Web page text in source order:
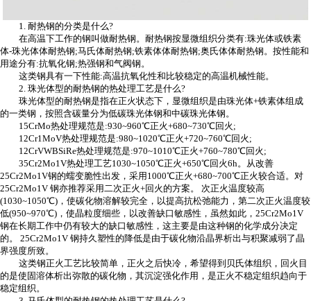
1. 耐热钢的分类是什么?
在高温下工作的钢叫做耐热钢。耐热钢按显微组织分类有:珠光体或铁素
体-珠光体体耐热钢;马氏体耐热钢;铁素体体耐热钢;奥氏体体耐热钢。按性能和
用途分有:抗氧化钢;热强钢和气阀钢。
这类钢具有一下性能:高温抗氧化性和比较稳定的高温机械性能。
2. 珠光体型的耐热钢的热处理工艺是什么?
珠光体型的耐热钢是指在正火状态下，显微组织是由珠光体+铁素体组成
的一类钢，按照含碳量分为低碳珠光体钢和中碳珠光体钢。
15CrMo热处理规范是:930~960℃正火+680~730℃回火;
12Cr1MoV热处理规范是:980~1020℃正火+720~760℃回火;
12CrVWBSiRe热处理规范是:970~1010℃正火+760~780℃回火;
35Cr2Mo1V热处理工艺1030~1050℃正火+650℃回火6h。从改善
25Cr2Mo1V钢的蠕变脆性出发，采用1000℃正火+680~700℃正火较合适。对
25Cr2Mo1V 钢亦推荐采用二次正火+回火的方案。 次正火温度较高
(1030~1050℃)，使碳化物溶解较完全，以提高抗松弛能力，第二次正火温度较
低(950~970℃)，使晶粒度细些，以改善缺口敏感性，虽然如此，25Cr2Mo1V
钢在长期工作中仍有较大的缺口敏感性，这主要是由这种钢的化学成分决定
的。 25Cr2Mo1V 钢持久塑性的降低是由于碳化物沿晶界析出与积聚减弱了晶
界强度所致。
这类钢正火工艺比较简单，正火之后快冷，希望得到贝氏体组织，回火目
的是使固溶体析出弥散的碳化物，其沉淀强化作用，是正火不稳定组织趋向于
稳定组织。